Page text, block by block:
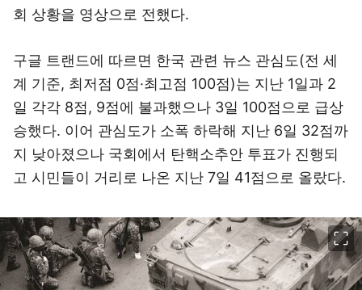
회 상황을 영상으로 전했다.
구글 트랜드에 따르면 한국 관련 뉴스 관심도(전 세
계 기준, 최저점 0점·최고점 100점)는 지난 1일과 2
일 각각 8점, 9점에 불과했으나 3일 100점으로 급상
승했다. 이어 관심도가 소폭 하락해 지난 6일 32점까
지 낮아졌으나 국회에서 탄핵소추안 투표가 진행되
고 시민들이 거리로 나온 지난 7일 41점으로 올랐다.